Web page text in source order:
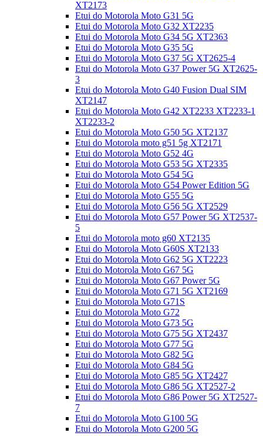
XT2173
Etui do Motorola Moto G31 5G
Etui do Motorola Moto G32 XT2235
Etui do Motorola Moto G34 5G XT2363
Etui do Motorola Moto G35 5G
Etui do Motorola Moto G37 5G XT2625-4
Etui do Motorola Moto G37 Power 5G XT2625-
3
Etui do Motorola Moto G40 Fusion Dual SIM
XT2147
Etui do Motorola Moto G42 XT2233 XT2233-1
XT2233-2
Etui do Motorola Moto G50 5G XT2137
Etui do Motorola moto g51 5g XT2171
Etui do Motorola Moto G52 4G
Etui do Motorola Moto G53 5G XT2335
Etui do Motorola Moto G54 5G
Etui do Motorola Moto G54 Power Edition 5G
Etui do Motorola Moto G55 5G
Etui do Motorola Moto G56 5G XT2529
Etui do Motorola Moto G57 Power 5G XT2537-
5
Etui do Motorola moto g60 XT2135
Etui do Motorola Moto G60S XT2133
Etui do Motorola Moto G62 5G XT2223
Etui do Motorola Moto G67 5G
Etui do Motorola Moto G67 Power 5G
Etui do Motorola Moto G71 5G XT2169
Etui do Motorola Moto G71S
Etui do Motorola Moto G72
Etui do Motorola Moto G73 5G
Etui do Motorola Moto G75 5G XT2437
Etui do Motorola Moto G77 5G
Etui do Motorola Moto G82 5G
Etui do Motorola Moto G84 5G
Etui do Motorola Moto G85 5G XT2427
Etui do Motorola Moto G86 5G XT2527-2
Etui do Motorola Moto G86 Power 5G XT2527-
7
Etui do Motorola Moto G100 5G
Etui do Motorola Moto G200 5G